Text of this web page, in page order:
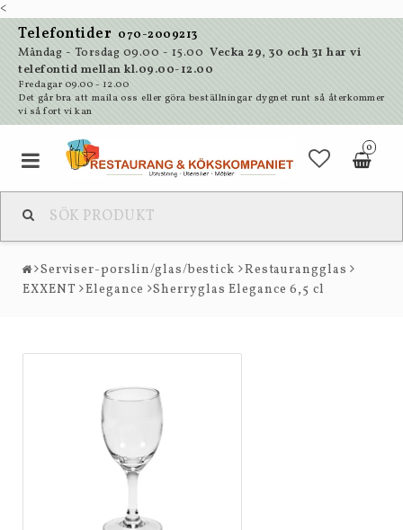
<
Telefontider 070-2009213
Måndag - Torsdag 09.00 - 15.00 Vecka 29, 30 och 31 har vi
telefontid mellan kl.09.00-12.00
Fredagar 09.00 - 12.00
Det går bra att maila oss eller göra beställningar dygnet runt så återkommer
vi så fort vi kan
0
Serviser-porslin/glas/bestick
Restaurangglas
EXXENT Elegance Sherryglas Elegance 6,5 cl